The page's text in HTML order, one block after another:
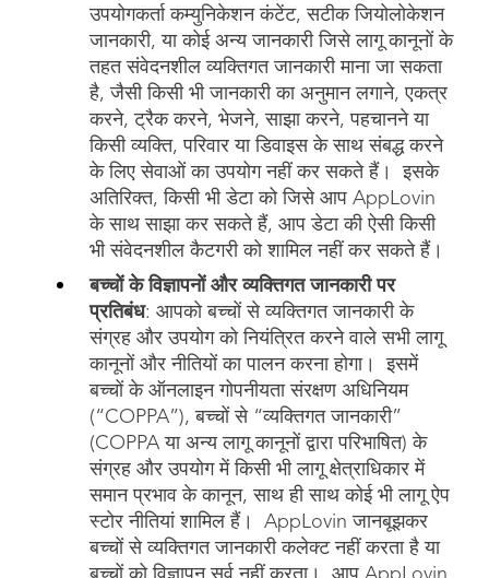
उपयोगकर्ता कम्युनिकेशन कंटेंट, सटीक जियोलोकेशन
जानकारी, या कोई अन्य जानकारी जिसे लागू कानूनों के
तहत संवेदनशील व्यक्तिगत जानकारी माना जा सकता
है, जैसी किसी भी जानकारी का अनुमान लगाने, एकत्र
करने, ट्रैक करने, भेजने, साझा करने, पहचानने या
किसी व्यक्ति, परिवार या डिवाइस के साथ संबद्ध करने
के लिए सेवाओं का उपयोग नहीं कर सकते हैं। इसके
अतिरिक्त, किसी भी डेटा को जिसे आप AppLovin
के साथ साझा कर सकते हैं, आप डेटा की ऐसी किसी
भी संवेदनशील कैटगरी को शामिल नहीं कर सकते हैं।
बच्चों के विज्ञापनों और व्यक्तिगत जानकारी पर
प्रतिबंध: आपको बच्चों से व्यक्तिगत जानकारी के
संग्रह और उपयोग को नियंत्रित करने वाले सभी लागू
कानूनों और नीतियों का पालन करना होगा। इसमें
बच्चों के ऑनलाइन गोपनीयता संरक्षण अधिनियम
(“COPPA”), बच्चों से “व्यक्तिगत जानकारी”
(COPPA या अन्य लागू कानूनों द्वारा परिभाषित) के
संग्रह और उपयोग में किसी भी लागू क्षेत्राधिकार में
समान प्रभाव के कानून, साथ ही साथ कोई भी लागू ऐप
स्टोर नीतियां शामिल हैं। AppLovin जानबूझकर
बच्चों से व्यक्तिगत जानकारी कलेक्ट नहीं करता है या